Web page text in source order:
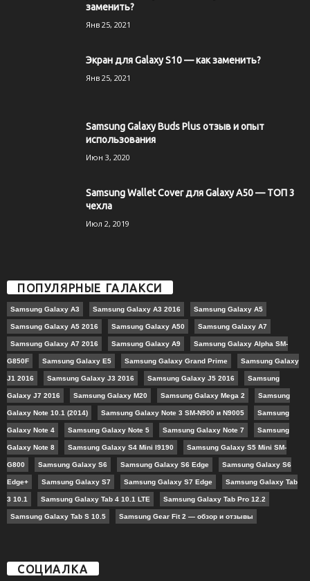
заменить?
Янв 25, 2021
Экран для Galaxy S10 — как заменить?
Янв 25, 2021
Samsung Galaxy Buds Plus отзыв и опыт
использования
Июн 3, 2020
Samsung Wallet Cover для Galaxy A50 — ТОП 3
чехла
Июл 2, 2019
ПОПУЛЯРНЫЕ ГАЛАКСИ
Samsung Galaxy A3 Samsung Galaxy A3 2016 Samsung Galaxy A5
Samsung Galaxy A5 2016 Samsung Galaxy A50 Samsung Galaxy A7
Samsung Galaxy A7 2016 Samsung Galaxy A9 Samsung Galaxy Alpha SM-
G850F Samsung Galaxy E5 Samsung Galaxy Grand Prime Samsung Galaxy
J1 2016 Samsung Galaxy J3 2016 Samsung Galaxy J5 2016 Samsung
Galaxy J7 2016 Samsung Galaxy M20 Samsung Galaxy Mega 2 Samsung
Galaxy Note 10.1 (2014) Samsung Galaxy Note 3 SM-N900 и N9005 Samsung
Galaxy Note 4 Samsung Galaxy Note 5 Samsung Galaxy Note 7 Samsung
Galaxy Note 8 Samsung Galaxy S4 Mini I9190 Samsung Galaxy S5 Mini SM-
G800 Samsung Galaxy S6 Samsung Galaxy S6 Edge Samsung Galaxy S6
Edge+ Samsung Galaxy S7 Samsung Galaxy S7 Edge Samsung Galaxy Tab
3 10.1 Samsung Galaxy Tab 4 10.1 LTE Samsung Galaxy Tab Pro 12.2
Samsung Galaxy Tab S 10.5 Samsung Gear Fit 2 — обзор и отзывы
СОЦИАЛКА